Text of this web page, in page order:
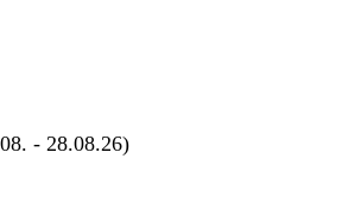
- 28.08.26)